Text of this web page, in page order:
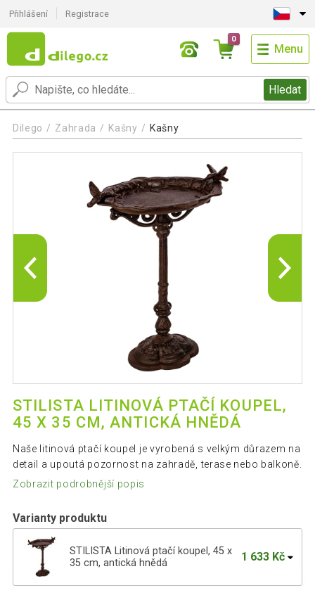
Přihlášení Registrace
Hledat
0
Menu
Dilego Zahrada Kašny Kašny
STILISTA LITINOVÁ PTAČÍ KOUPEL,
45 X 35 CM, ANTICKÁ HNĚDÁ
Naše litinová ptačí koupel je vyrobená s velkým důrazem na
detail a upoutá pozornost na zahradě, terase nebo balkoně.
Zobrazit podrobnější popis
Varianty produktu
STILISTA Litinová ptačí koupel, 45 x
35 cm, antická hnědá
1 633 Kč